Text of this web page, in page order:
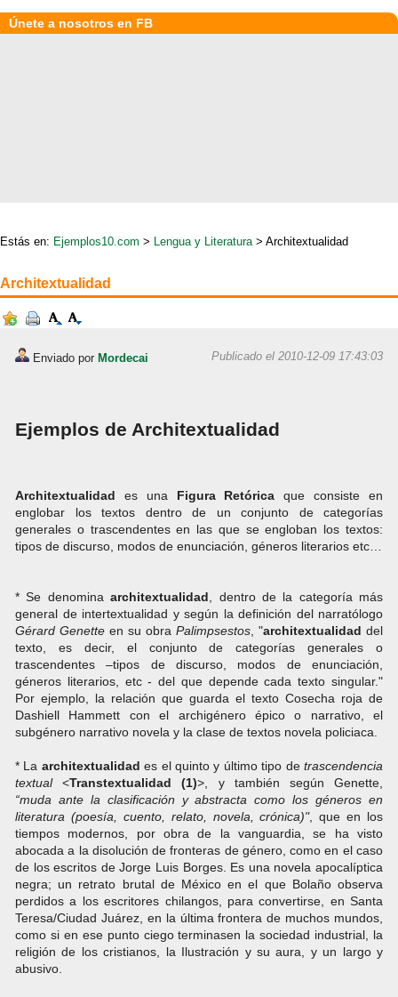
Únete a nosotros en FB
Estás en: Ejemplos10.com > Lengua y Literatura> Architextualidad
Architextualidad
Enviado por Mordecai Publicado el 2010-12-09 17:43:03
Ejemplos de Architextualidad
Architextualidad es una Figura Retóricaque consiste en
englobar los textos dentro de un conjunto de categorías
generales o trascendentes en las que se engloban los textos:
tipos de discurso, modos de enunciación, géneros literarios etc…
* Se denominaarchitextualidad , dentro de la categoría más
general de intertextualidad y según la definición del narratólogo
Gérard Genette en su obra Palimpsestos , "architextualidad del
texto, es decir, el conjunto de categorías generales o
trascendentes –tipos de discurso, modos de enunciación,
géneros literarios, etc - del que depende cada texto singular."
Por ejemplo, la relación que guarda el texto Cosecha roja de
Dashiell Hammett con el archigénero épico o narrativo, el
subgénero narrativo novela y la clase de textos novela policiaca.
* La architextualidad es el quinto y último tipo detrascendencia
textual<Transtextualidad (1)>, y también según Genette,
“muda ante la clasificación y abstracta como los géneros en
literatura (poesía, cuento, relato, novela, crónica)", que en los
tiempos modernos, por obra de la vanguardia, se ha visto
abocada a la disolución de fronteras de género, como en el caso
de los escritos de Jorge Luis Borges. Es una novela apocalíptica
negra; un retrato brutal de México en el que Bolaño observa
perdidos a los escritores chilangos, para convertirse, en Santa
Teresa/Ciudad Juárez, en la última frontera de muchos mundos,
como si en ese punto ciego terminasen la sociedad industrial, la
religión de los cristianos, la Ilustración y su aura, y un largo y
abusivo.